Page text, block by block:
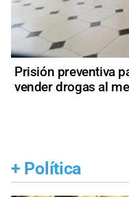
Prisión preventiva
vender drogas al
+ Política